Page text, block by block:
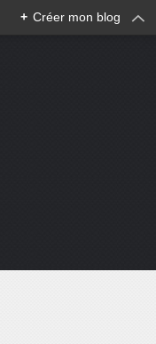
+ Créer mon blog